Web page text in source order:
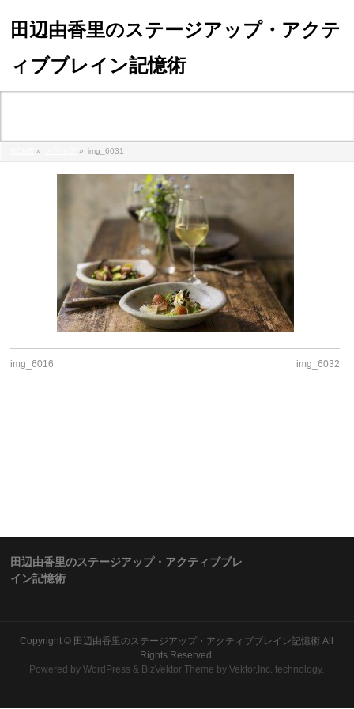
田辺由香里のステージアップ・アクテ
ィブブレイン記憶術
» » img_6031
img_6016 img_6032
田辺由香里のステージアップ・アクティブブレ
イン記憶術
Copyright © 田辺由香里のステージアップ・アクティブブレイン記憶術 All
Rights Reserved.
Powered byWordPress & BizVektor Theme by Vektor,Inc. technology.